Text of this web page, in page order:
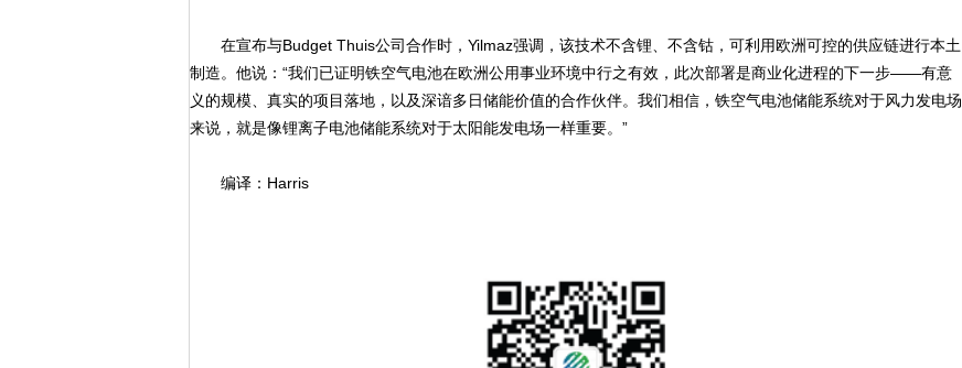
在宣布与Budget Thuis公司合作时，Yilmaz强调，该技术不含锂、不含钴，可利用欧洲可控的供应链进行本土
制造。他说：“我们已证明铁空气电池在欧洲公用事业环境中行之有效，此次部署是商业化进程的下一步——有意
义的规模、真实的项目落地，以及深谙多日储能价值的合作伙伴。我们相信，铁空气电池储能系统对于风力发电场
来说，就是像锂离子电池储能系统对于太阳能发电场一样重要。”
编译：Harris